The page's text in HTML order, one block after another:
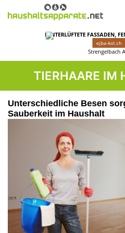
TIERHAARE IM
Unterschiedliche Besen
Sauberkeit im Haushalt